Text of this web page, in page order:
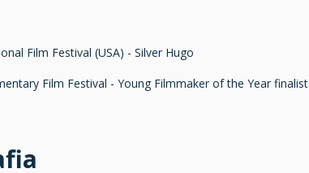
Film Festival (USA) - Silver Hugo
Film Festival - Young Filmmaker of the Year finalist